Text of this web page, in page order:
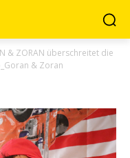
& ZORAN überschreitet die
& Zoran